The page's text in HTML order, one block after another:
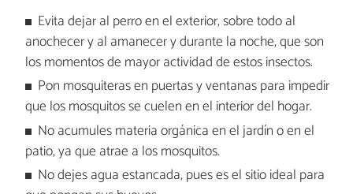
Evita dejar al perro en el exterior, sobre todo al
anochecer y al amanecer y durante la noche, que son
los momentos de mayor actividad de estos insectos.
Pon mosquiteras en puertas y ventanas para impedir
que los mosquitos se cuelen en el interior del hogar.
No acumules materia orgánica en el jardín o en el
patio, ya que atrae a los mosquitos.
No dejes agua estancada, pues es el sitio ideal para